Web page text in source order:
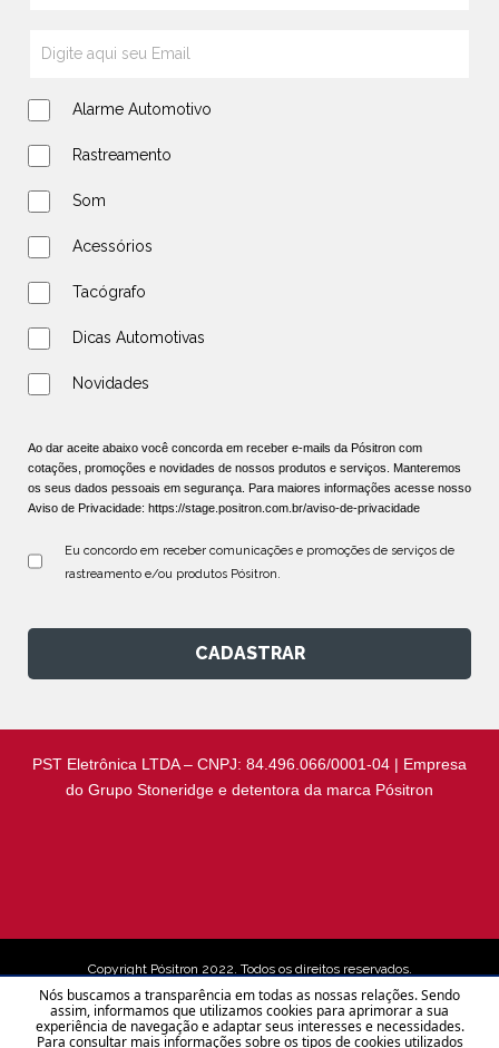
Alarme Automotivo
Rastreamento
Som
Acessórios
Tacógrafo
Dicas Automotivas
Novidades
Ao dar aceite abaixo você concorda em receber e-mails da Pósitron com
cotações, promoções e novidades de nossos produtos e serviços. Manteremos
os seus dados pessoais em segurança. Para maiores informações acesse nosso
Aviso de Privacidade: https://stage.positron.com.br/aviso-de-privacidade
Eu concordo em receber comunicações e promoções de serviços de
rastreamento e/ou produtos Pósitron.
CADASTRAR
PST Eletrônica LTDA – CNPJ: 84.496.066/0001-04 | Empresa
do Grupo Stoneridge e detentora da marca Pósitron
Copyright Pósitron 2022. Todos os direitos reservados.
Aviso de Privacidade
Nós buscamos a transparência em todas as nossas relações. Sendo
assim, informamos que utilizamos cookies para aprimorar a sua
experiência de navegação e adaptar seus interesses e necessidades.
Para consultar mais informações sobre os tipos de cookies utilizados